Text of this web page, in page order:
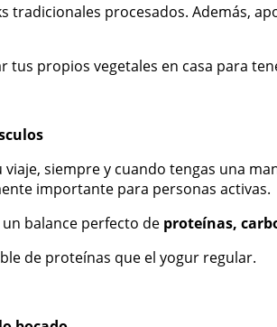
tradicionales procesados. Además,
tus propios vegetales en casa para
siempre y cuando tengas una
importante para personas activas.
balance perfecto de proteínas,
de proteínas que el yogur regular.